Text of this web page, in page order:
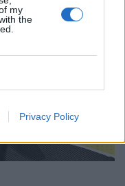
my
the
Privacy Policy